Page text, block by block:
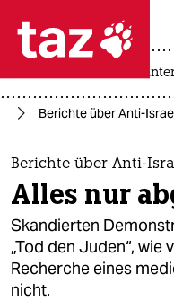
 taz
themen
politik
öko
gesellschaft
usa
Berichte über Anti-
Berichte über Anti-
Alles nur
Skandierten
„Tod den Juden“,
Recherche eines
nicht.